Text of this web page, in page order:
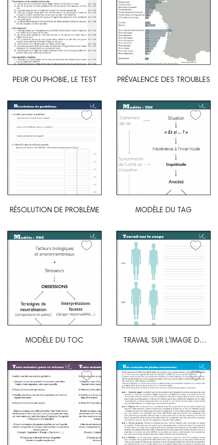
PEUR OU PHOBIE, LE TEST PRÉVALENCE DES TROUBLES
RÉSOLUTION DE PROBLÈME MODÈLE DU TAG
MODÈLE DU TOC
TRAVAIL SUR L'IMAGE DU